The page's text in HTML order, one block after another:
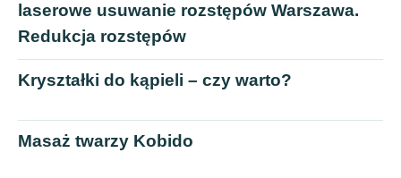
laserowe usuwanie rozstępów Warszawa.
Redukcja rozstępów
Kryształki do kąpieli – czy warto?
Masaż twarzy Kobido